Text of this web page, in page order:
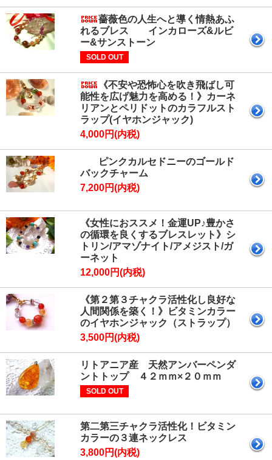
薔薇色の人生へと導く情熱あふ
れるブレス インカローズ&ルビ
ー&サンストーン
SOLD OUT
《不安や恐怖心を吹き飛ばし可
能性を広げ魅力を高める！》カーネ
リアンとペリドットのカラフルスト
ラップ(イヤホンジャック)
4,000円(内税)
ピンクカルセドニーのゴールド
バックチャーム
7,200円(内税)
《女性におススメ！金運UP♪豊かさ
の循環を良くするブレスレット》シ
トリン/アマゾナイト/アメジスト/ガ
ーネット
12,000円(内税)
《第２第３チャクラ活性化し良好な
人間関係を築く！》ビタミンカラー
のイヤホンジャック（ストラップ）
3,500円(内税)
リトアニア産 天然アンバーペンダ
ントトップ ４２ｍｍ×２０ｍｍ
SOLD OUT
第二第三チャクラ活性化！ビタミン
カラーの３連ネックレス
3,800円(内税)